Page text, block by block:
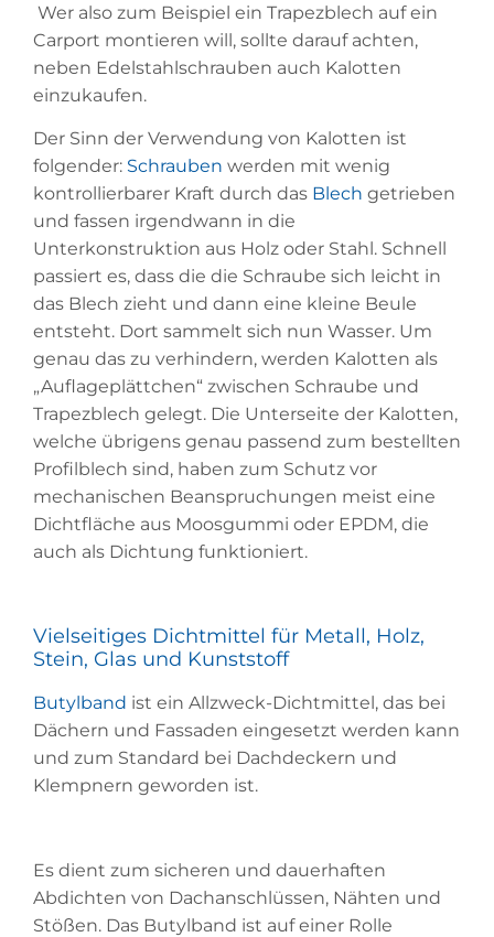
Wer also zum Beispiel ein Trapezblech auf ein
Carport montieren will, sollte darauf achten,
neben Edelstahlschrauben auch Kalotten
einzukaufen.
Der Sinn der Verwendung von Kalotten ist
folgender: Schrauben werden mit wenig
kontrollierbarer Kraft durch das Blech getrieben
und fassen irgendwann in die
Unterkonstruktion aus Holz oder Stahl. Schnell
passiert es, dass die die Schraube sich leicht in
das Blech zieht und dann eine kleine Beule
entsteht. Dort sammelt sich nun Wasser. Um
genau das zu verhindern, werden Kalotten als
„Auflageplättchen“ zwischen Schraube und
Trapezblech gelegt. Die Unterseite der Kalotten,
welche übrigens genau passend zum bestellten
Profilblech sind, haben zum Schutz vor
mechanischen Beanspruchungen meist eine
Dichtfläche aus Moosgummi oder EPDM, die
auch als Dichtung funktioniert.
Vielseitiges Dichtmittel für Metall, Holz,
Stein, Glas und Kunststoff
Butylband ist ein Allzweck-Dichtmittel, das bei
Dächern und Fassaden eingesetzt werden kann
und zum Standard bei Dachdeckern und
Klempnern geworden ist.
Es dient zum sicheren und dauerhaften
Abdichten von Dachanschlüssen, Nähten und
Stößen. Das Butylband ist auf einer Rolle